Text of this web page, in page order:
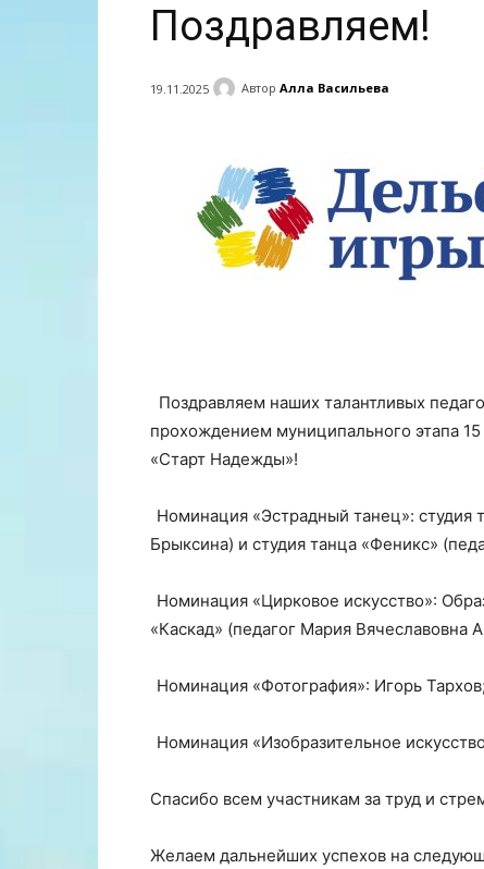
Поздравляем!
19.11.2025 Автор Алла Васильева
Поздравляем наших талантливых
прохождением муниципального этапа
«Старт Надежды»!
Номинация «Эстрадный танец»: студия
Брыксина) и студия танца «Феникс»
Номинация «Цирковое искусство»:
«Каскад» (педагог Мария Вячеславовна
Номинация «Фотография»: Игорь Тархов;
Номинация «Изобразительное
Спасибо всем участникам за труд и
Желаем дальнейших успехов на